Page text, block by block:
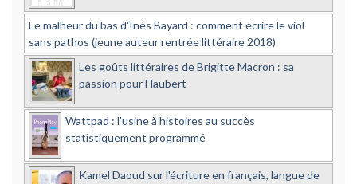
Le malheur du bas d'Inès Bayard : comment écrire le viol
sans pathos (jeune auteur rentrée littéraire 2018)
Les goûts littéraires de Brigitte Macron : sa
passion pour Flaubert
Wattpad : l'usine à histoires au succès
statistiquement programmé
Kamel Daoud sur l'écriture en français, langue de